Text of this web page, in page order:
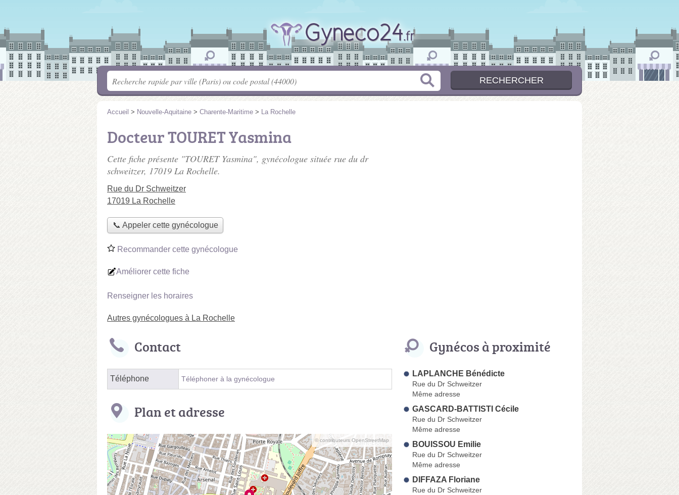
Accueil > Nouvelle-Aquitaine > Charente-Maritime > La Rochelle
Docteur TOURET Yasmina
Cette fiche présente "TOURET Yasmina", gynécologue située rue du dr
schweitzer, 17019 La Rochelle.
Rue du Dr Schweitzer
17019 La Rochelle
📞 Appeler cette gynécologue
Recommander cette gynécologue
Améliorer cette fiche
Renseigner les horaires
Autres gynécologues à La Rochelle
Contact
Téléphone Téléphoner à la gynécologue
Plan et adresse
© contributeurs OpenStreetMap
Gynécos à proximité
LAPLANCHE Bénédicte
Rue du Dr Schweitzer
Même adresse
GASCARD-BATTISTI Cécile
Rue du Dr Schweitzer
Même adresse
BOUISSOU Emilie
Rue du Dr Schweitzer
Même adresse
DIFFAZA Floriane
Rue du Dr Schweitzer